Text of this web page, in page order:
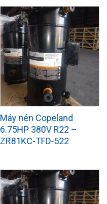
Máy nén Copeland
6.75HP 380V R22 –
ZR81KC-TFD-522